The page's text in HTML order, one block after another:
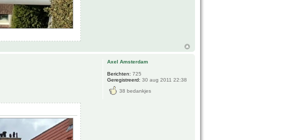
Axel Amsterdam
Berichten: 725
Geregistreerd: 30 aug 2011 22:38
38 bedankjes